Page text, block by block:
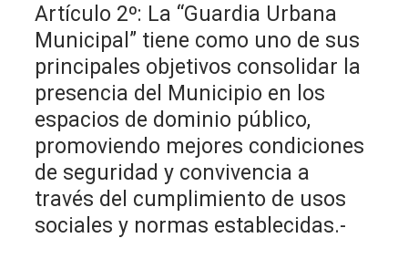
Artículo 2º: La “Guardia Urbana
Municipal” tiene como uno de sus
principales objetivos consolidar la
presencia del Municipio en los
espacios de dominio público,
promoviendo mejores condiciones
de seguridad y convivencia a
través del cumplimiento de usos
sociales y normas establecidas.-